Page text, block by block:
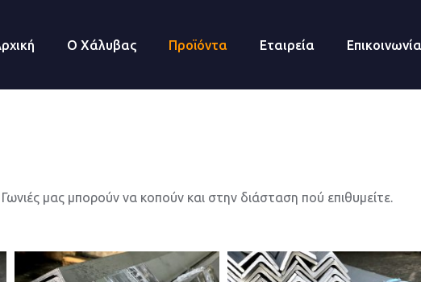
Ο Χάλυβας Προϊόντα Εταιρεία Επικοινωνία
μας μπορούν να κοπούν και στην διάσταση πού επιθυμείτε.